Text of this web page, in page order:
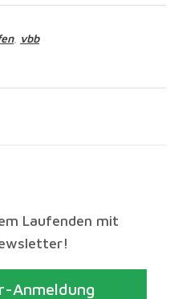
, vbb
Laufenden mit
Anmeldung